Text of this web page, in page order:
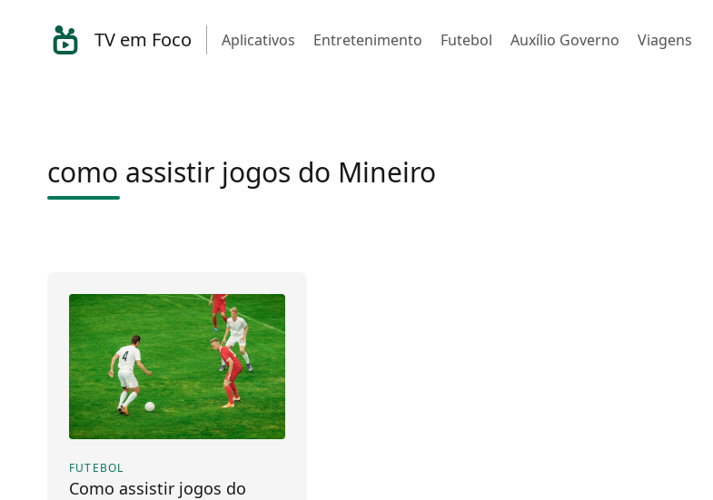
TV em Foco Aplicativos Entretenimento Futebol Auxílio Governo Viagens
como assistir jogos do Mineiro
FUTEBOL
Como assistir jogos do